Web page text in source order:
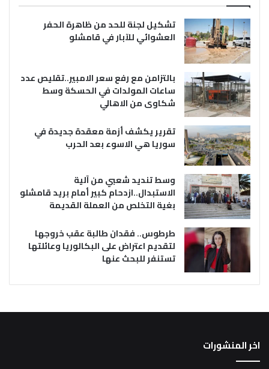
تشكيل لجنة للحد من ظاهرة الحفر
العشوائي للآبار في قامشلو
بالتزامن مع رفع سعر الامبير..تقليص عدد
ساعات المولدات في الحسكة وسط
شكاوى من الاهالي
تقرير يكشف أزمة معقدة جديدة في
سوريا هي الاسوء بعد الحرب
وسط تنديد شعبي من آلية
الاستبدال..ازدحام كبير أمام بريد قامشلو
بغية التخلص من العملة القديمة
طرطوس.. فقدان طالبة عقب خروجها
لتقديم اعتراض على البكالوريا وعائلتها
تستنفر للبحث عنها
اخر المنشورات